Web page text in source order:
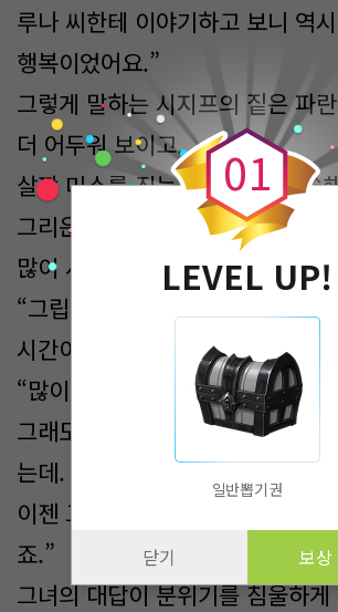
루나 씨한테 이야기하고 보니 역
행복이었어요.”
그렇게 말하는 시지프의 짙은 파
더 어두워 보이고.
살짝 미소를 짓는 그 얼굴이 쓸쓸
그리운 사람이, 그리운 사랑으로 들
많이 사랑하셨구나.
“그립진 않아요?
시간이 그렇게 지났다 해도 첫사
“많이 그립죠. 보고 싶고.
그래도 어쩌겠어요. 그 사람은 이
는데.
이젠 그리운 사람이니까. 기억은
죠.”
그녀의 대답이 분위기를 침울하
0
0
1
LEVEL UP!
일반뽑기권
닫기 보상